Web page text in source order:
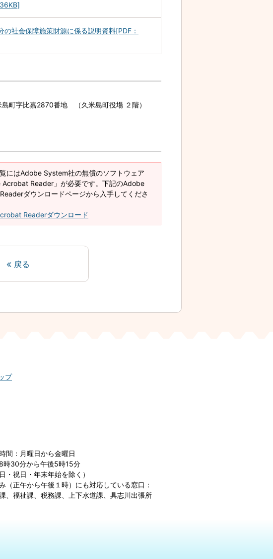
社会保障施策財源に係る説明資料[PDF：
町字比嘉2870番地 （久米島町役場 ２階）
にはAdobe System社の無償のソフトウェア
Acrobat Reader」が必要です。下記のAdobe
ダウンロードページから入手してくださ
Readerダウンロード
戻る
プ
間：月曜日から金曜日
時30分から午後5時15分
日・祝日・年末年始を除く）
（正午から午後１時）にも対応している窓口：
、福祉課、税務課、上下水道課、具志川出張所